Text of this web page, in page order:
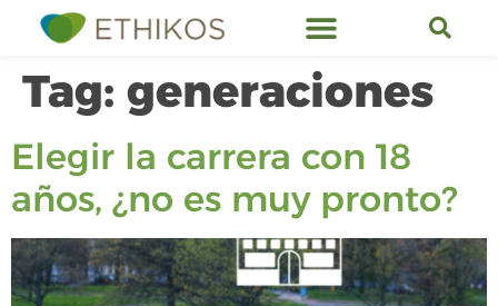
Tag: generaciones
Elegir la carrera con 18
años, ¿no es muy pronto?